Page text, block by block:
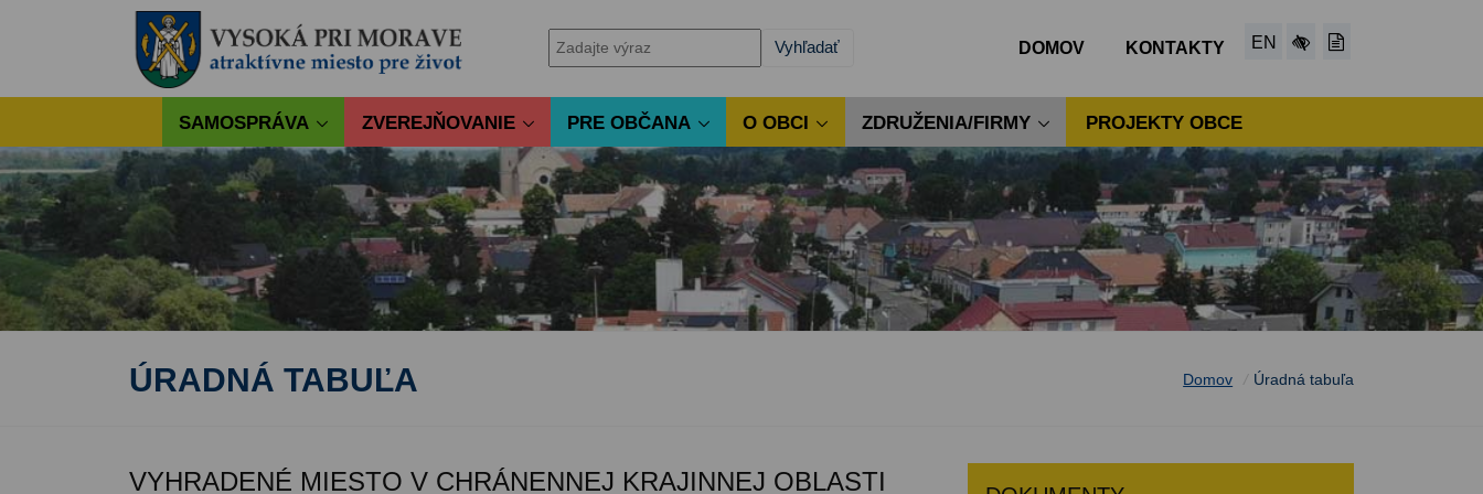
DOMOV KONTAKTY EN
SAMOSPRÁVA ZVEREJŇOVANIE PRE OBČANA O OBCI ZDRUŽENIA/FIRMY PROJEKTY OBCE
ÚRADNÁ TABUĽA Domov / Úradná tabuľa
VYHRADENÉ MIESTO V CHRÁNENNEJ KRAJINNEJ OBLASTI